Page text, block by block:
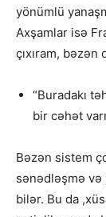
yönümlü
Axşamlar isə
çıxıram, bəzən
“Buradakı
bir cəhət
Bəzən sistem
sənədləşmə
bilər. Bu da